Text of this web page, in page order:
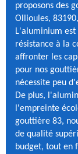
proposons des
Ollioules,
L'aluminium
résistance à la
affronter les
pour nos
nécessite peu
De plus,
l'empreinte
gouttière 83,
de qualité
budget, tout en